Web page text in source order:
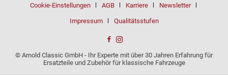
Cookie-Einstellungen AGB Karriere Newsletter
Impressum Qualitätsstufen
© Arnold Classic GmbH - Ihr Experte mit über 30 Jahren Erfahrung für
Ersatzteile und Zubehör für klassische Fahrzeuge